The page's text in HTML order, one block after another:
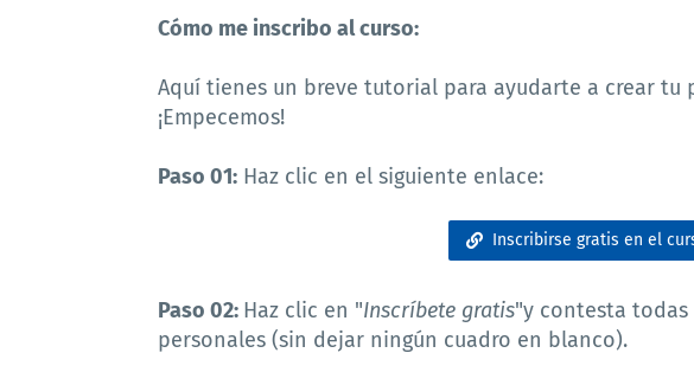
Cómo me inscribo al curso:
Aquí tienes un breve tutorial para ayudarte a crear tu
¡Empecemos!
Paso 01: Haz clic en el siguiente enlace:
Inscribirse gratis en el
Paso 02: Haz clic en "Inscríbete gratis"y contesta
personales (sin dejar ningún cuadro en blanco).